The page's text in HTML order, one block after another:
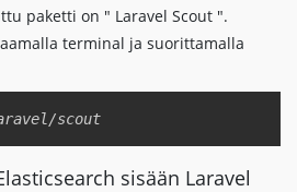
paketti on " Laravel Scout ".
terminal ja suorittamalla
sisään Laravel